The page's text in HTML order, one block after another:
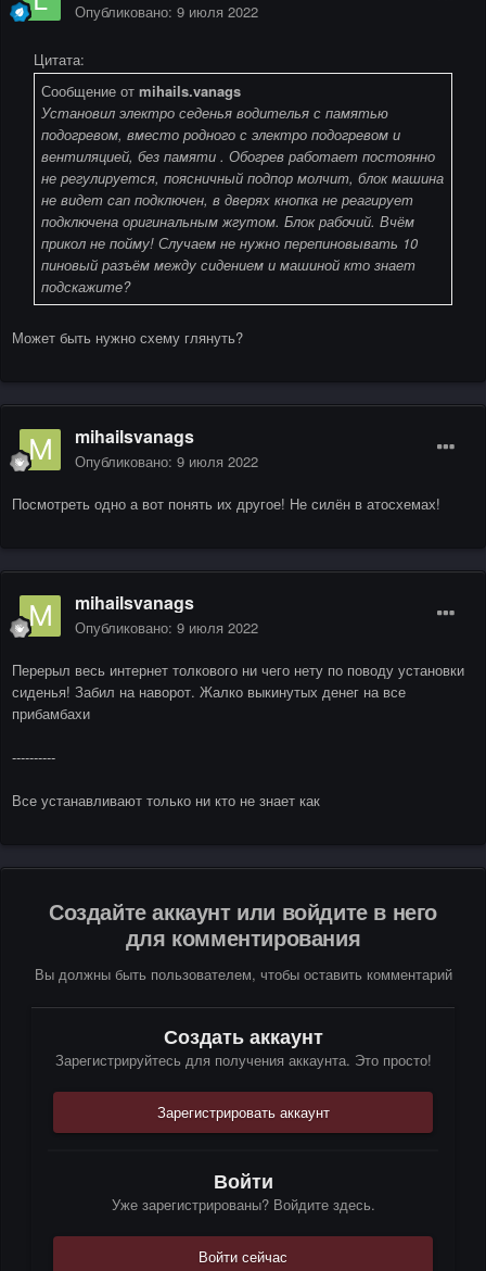
Опубликовано: 9 июля 2022
Цитата:
Сообщение от mihails.vanags
Установил электро седенья водителья с памятью
подогревом, вместо родного с электро подогревом и
вентиляцией, без памяти . Обогрев работает постоянно
не регулируется, поясничный подпор молчит, блок машина
не видет can подключен, в дверях кнопка не реагирует
подключена оригинальным жгутом. Блок рабочий. Вчём
прикол не пойму! Случаем не нужно перепиновывать 10
пиновый разъём между сидением и машиной кто знает
подскажите?
Может быть нужно схему глянуть?
mihailsvanags
Опубликовано: 9 июля 2022
Посмотреть одно а вот понять их другое! Не силён в атосхемах!
mihailsvanags
Опубликовано: 9 июля 2022
Перерыл весь интернет толкового ни чего нету по поводу установки
сиденья! Забил на наворот. Жалко выкинутых денег на все
прибамбахи
----------
Все устанавливают только ни кто не знает как
Создайте аккаунт или войдите в него
для комментирования
Вы должны быть пользователем, чтобы оставить комментарий
Создать аккаунт
Зарегистрируйтесь для получения аккаунта. Это просто!
Зарегистрировать аккаунт
Войти
Уже зарегистрированы? Войдите здесь.
Войти сейчас